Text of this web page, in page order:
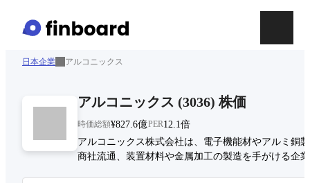
日本企業 アルコニックス
アルコニックス (3036) 株価
時価総額¥827.6億PER12.1倍
アルコニックス株式会社は、電子機能材やアルミ銅
商社流通、装置材料や金属加工の製造を手がける企